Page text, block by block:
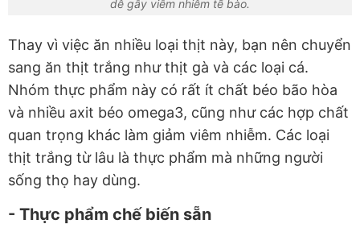
dễ gây viêm nhiễm tế bào.
Thay vì việc ăn nhiều loại thịt này, bạn nên chuyển
sang ăn thịt trắng như thịt gà và các loại cá.
Nhóm thực phẩm này có rất ít chất béo bão hòa
và nhiều axit béo omega3, cũng như các hợp chất
quan trọng khác làm giảm viêm nhiễm. Các loại
thịt trắng từ lâu là thực phẩm mà những người
sống thọ hay dùng.
- Thực phẩm chế biến sẵn